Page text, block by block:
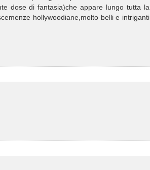
dose di fantasia)che appare lungo tutta la
hollywoodiane,molto belli e intriganti